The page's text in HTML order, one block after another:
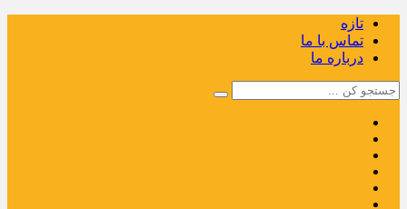
تازه
تماس با ما
درباره ما